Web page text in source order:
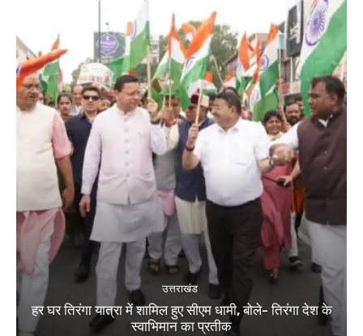
उत्तराखंड
हर घर तिरंगा यात्रा में शामिल हुए सीएम धामी, बोले- तिरंगा देश के
स्वाभिमान का प्रतीक